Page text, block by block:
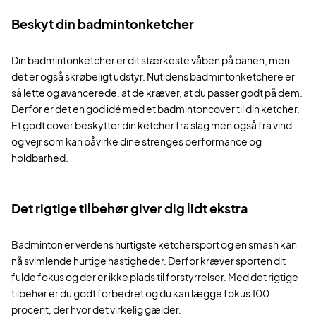
Beskyt din badmintonketcher
Din badmintonketcher er dit stærkeste våben på banen, men
det er også skrøbeligt udstyr. Nutidens badmintonketchere er
så lette og avancerede, at de kræver, at du passer godt på dem.
Derfor er det en god idé med et badmintoncover til din ketcher.
Et godt cover beskytter din ketcher fra slag men også fra vind
og vejr som kan påvirke dine strenges performance og
holdbarhed.
Det rigtige tilbehør giver dig lidt ekstra
Badminton er verdens hurtigste ketchersport og en smash kan
nå svimlende hurtige hastigheder. Derfor kræver sporten dit
fulde fokus og der er ikke plads til forstyrrelser. Med det rigtige
tilbehør er du godt forbedret og du kan lægge fokus 100
procent, der hvor det virkelig gælder.